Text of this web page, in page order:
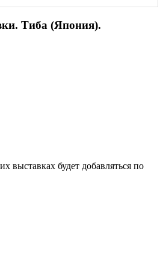
Тиба (Япония).
будет добавляться по